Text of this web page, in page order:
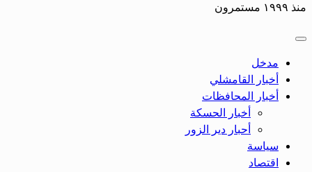
منذ ١٩٩٩ مستمرون
مدخل
أخبار القامشلي
أخبار المحافظات
أخبار الحسكة
أحبار دير الزور
سياسة
اقتصاد